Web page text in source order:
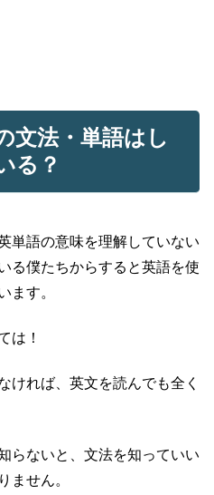
文法・単語はし
る？
単語の意味を理解していない
る僕たちからすると英語を使
ます。
は！
ければ、英文を読んでも全く
らないと、文法を知っていい
ません。